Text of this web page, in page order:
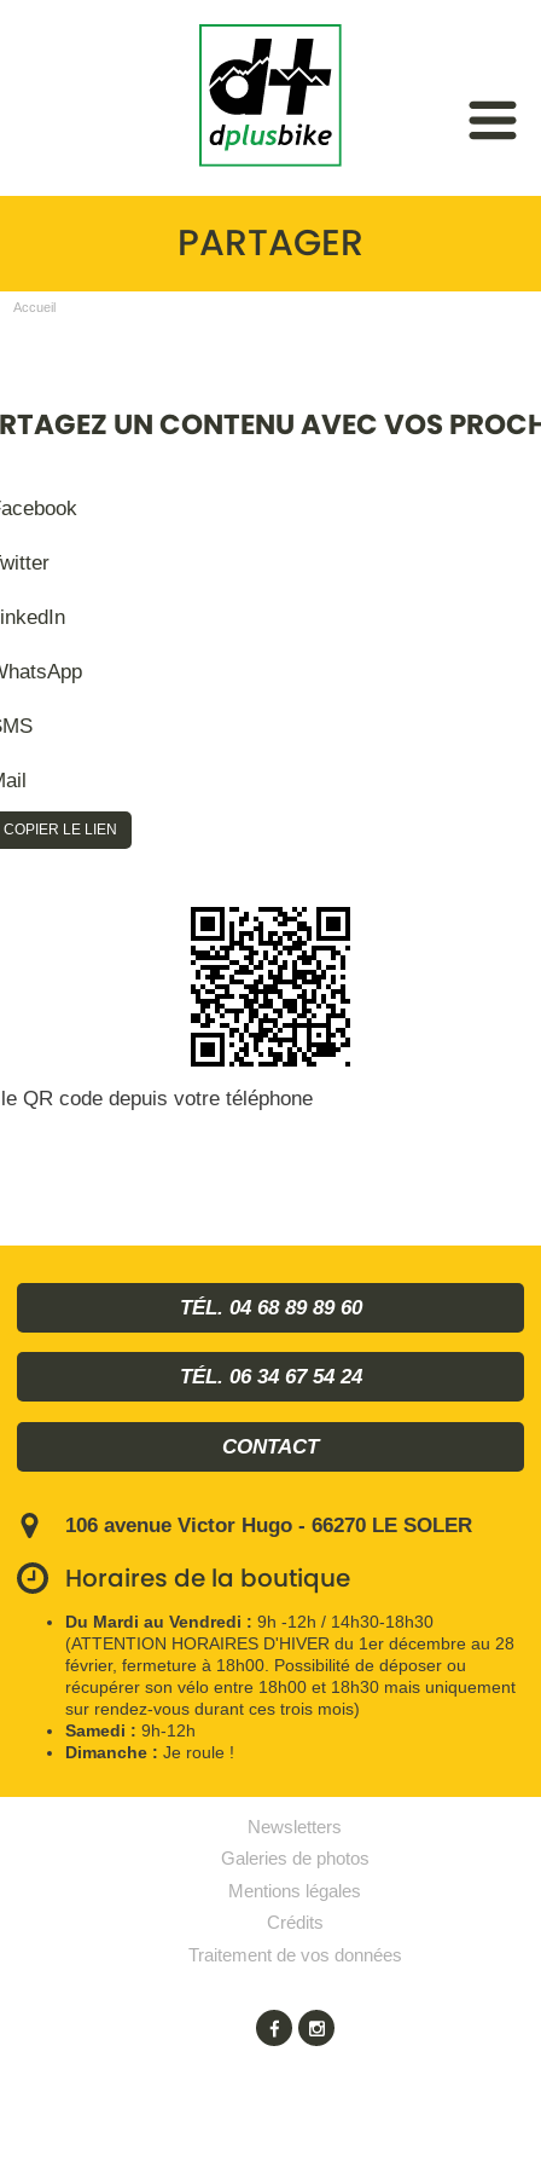
PARTAGER
Accueil
UN CONTENU AVEC VOS
COPIER LE LIEN
QR code depuis votre téléphone
TÉL. 04 68 89 89 60
TÉL. 06 34 67 54 24
CONTACT
106 avenue Victor Hugo - 66270 LE SOLER
Horaires de la boutique
Du Mardi au Vendredi : 9h -12h / 14h30-18h30
(ATTENTION HORAIRES D'HIVER du 1er décembre au 28
février, fermeture à 18h00. Possibilité de déposer ou
récupérer son vélo entre 18h00 et 18h30 mais uniquement
sur rendez-vous durant ces trois mois)
Samedi : 9h-12h
Dimanche : Je roule !
Newsletters
Galeries de photos
Mentions légales
Crédits
Traitement de vos données